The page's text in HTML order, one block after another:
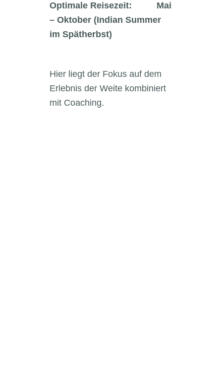
Optimale Reisezeit: Mai
– Oktober (Indian Summer
im Spätherbst)
Hier liegt der Fokus auf dem
Erlebnis der Weite kombiniert
mit Coaching.